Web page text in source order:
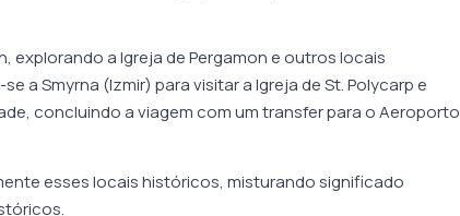
explorando a Igreja de Pergamon e outros locais
a Smyrna (Izmir) para visitar a Igreja de St. Polycarp e
concluindo a viagem com um transfer para o Aeroporto
esses locais históricos, misturando significado